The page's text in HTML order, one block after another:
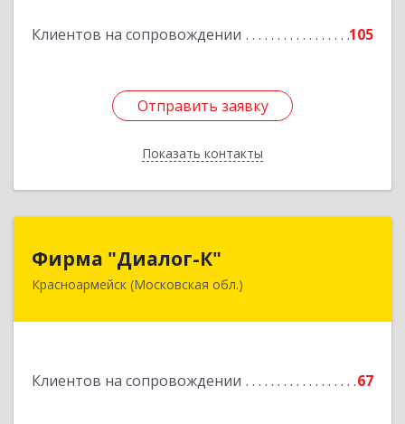
Клиентов на сопровождении 105
Отправить заявку
Показать контакты
Отправить заявку
Назад
Фирма "Диалог-К"
Красноармейск (Московская обл.)
Клиентов на сопровождении 67
141292, Московская обл, Красноармейск г,